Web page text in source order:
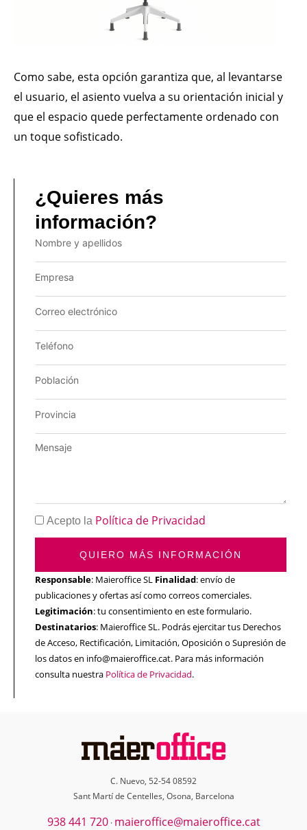
Como sabe, esta opción garantiza que, al levantarse
el usuario, el asiento vuelva a su orientación inicial y
que el espacio quede perfectamente ordenado con
un toque sofisticado.
¿Quieres más
información?
Acepto la Política de Privacidad
QUIERO MÁS INFORMACIÓN
Responsable: Maieroffice SL Finalidad: envío de
publicaciones y ofertas así como correos comerciales.
Legitimación: tu consentimiento en este formulario.
Destinatarios: Maieroffice SL. Podrás ejercitar tus Derechos
de Acceso, Rectificación, Limitación, Oposición o Supresión de
los datos en info@maieroffice.cat. Para más información
consulta nuestra Política de Privacidad.
C. Nuevo, 52-54 08592
Sant Martí de Centelles, Osona, Barcelona
938 441 720· maieroffice@maieroffice.cat